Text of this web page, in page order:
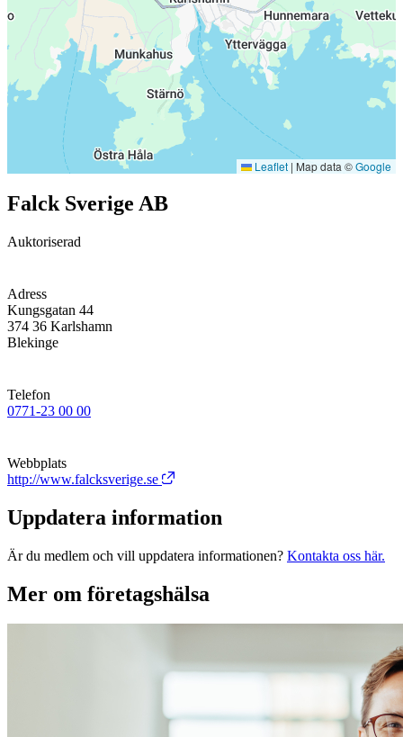
Leaflet | Map data ©Google
Falck Sverige AB
Auktoriserad
Adress
Kungsgatan 44
374 36 Karlshamn
Blekinge
Telefon
0771-23 00 00
Webbplats
http://www.falcksverige.se
Uppdatera information
Är du medlem och vill uppdatera informationen? Kontakta oss här.
Mer om företagshälsa